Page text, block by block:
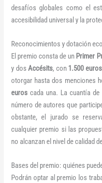
desafíos globales como el
accesibilidad universal y la
Reconocimientos y dotación
El premio consta de un Primer
y dosAccésits, con 1.500
otorgar hasta dos menciones
euros cada una. La cuantía
número de autores que
obstante, el jurado se
cualquier premio si las
no alcanzan el nivel de calidad
Bases del premio: quiénes
Podrán optar al premio los